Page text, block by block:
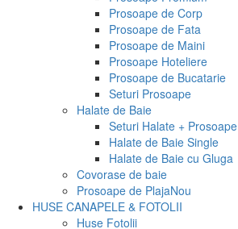
Prosoape de Corp
Prosoape de Fata
Prosoape de Maini
Prosoape Hoteliere
Prosoape de Bucatarie
Seturi Prosoape
Halate de Baie
Seturi Halate + Prosoape
Halate de Baie Single
Halate de Baie cu Gluga
Covorase de baie
Prosoape de PlajaNou
HUSE CANAPELE & FOTOLII
Huse Fotolii